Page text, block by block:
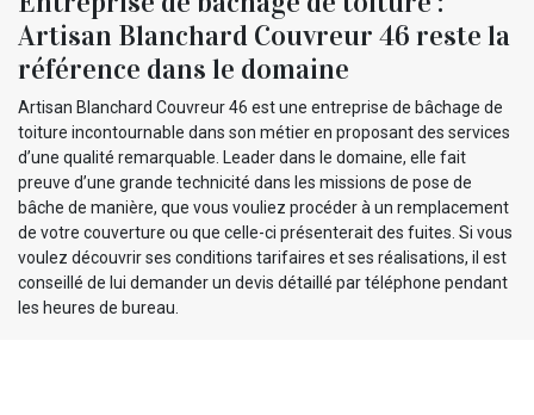
Artisan Blanchard Couvreur 46 reste la
référence dans le domaine
Artisan Blanchard Couvreur 46 est une entreprise de bâchage de
toiture incontournable dans son métier en proposant des services
d’une qualité remarquable. Leader dans le domaine, elle fait
preuve d’une grande technicité dans les missions de pose de
bâche de manière, que vous vouliez procéder à un remplacement
de votre couverture ou que celle-ci présenterait des fuites. Si vous
voulez découvrir ses conditions tarifaires et ses réalisations, il est
conseillé de lui demander un devis détaillé par téléphone pendant
les heures de bureau.